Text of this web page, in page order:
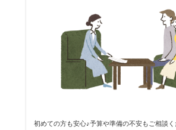
初めての方も安心♪予算や準備の不安もご相談